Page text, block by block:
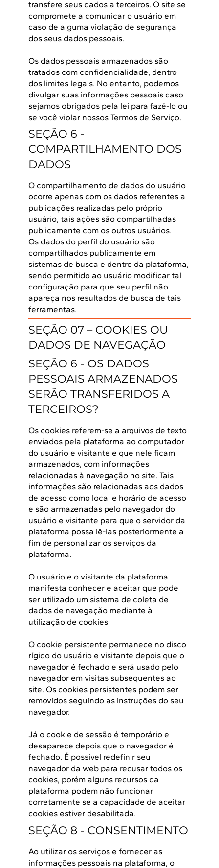
transfere seus dados a terceiros. O site se
compromete a comunicar o usuário em
caso de alguma violação de segurança
dos seus dados pessoais.
Os dados pessoais armazenados são
tratados com confidencialidade, dentro
dos limites legais. No entanto, podemos
divulgar suas informações pessoais caso
sejamos obrigados pela lei para fazê-lo ou
se você violar nossos Termos de Serviço.
SEÇÃO 6 -
COMPARTILHAMENTO DOS
DADOS
O compartilhamento de dados do usuário
ocorre apenas com os dados referentes a
publicações realizadas pelo próprio
usuário, tais ações são compartilhadas
publicamente com os outros usuários.
Os dados do perfil do usuário são
compartilhados publicamente em
sistemas de busca e dentro da plataforma,
sendo permitido ao usuário modificar tal
configuração para que seu perfil não
apareça nos resultados de busca de tais
ferramentas.
SEÇÃO 6 - OS DADOS
PESSOAIS ARMAZENADOS
SERÃO TRANSFERIDOS A
TERCEIROS?
SEÇÃO 07 – COOKIES OU
DADOS DE NAVEGAÇÃO
Os cookies referem-se a arquivos de texto
enviados pela plataforma ao computador
do usuário e visitante e que nele ficam
armazenados, com informações
relacionadas à navegação no site. Tais
informações são relacionadas aos dados
de acesso como local e horário de acesso
e são armazenadas pelo navegador do
usuário e visitante para que o servidor da
plataforma possa lê-las posteriormente a
fim de personalizar os serviços da
plataforma.
O usuário e o visitante da plataforma
manifesta conhecer e aceitar que pode
ser utilizado um sistema de coleta de
dados de navegação mediante à
utilização de cookies.
O cookie persistente permanece no disco
rígido do usuário e visitante depois que o
navegador é fechado e será usado pelo
navegador em visitas subsequentes ao
site. Os cookies persistentes podem ser
removidos seguindo as instruções do seu
navegador.
Já o cookie de sessão é temporário e
desaparece depois que o navegador é
fechado. É possível redefinir seu
navegador da web para recusar todos os
cookies, porém alguns recursos da
plataforma podem não funcionar
corretamente se a capacidade de aceitar
cookies estiver desabilitada.
SEÇÃO 8 - CONSENTIMENTO
Ao utilizar os serviços e fornecer as
informações pessoais na plataforma, o